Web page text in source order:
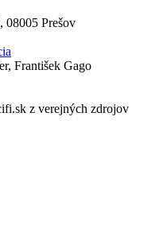
08005 Prešov
František Gago
z verejných zdrojov